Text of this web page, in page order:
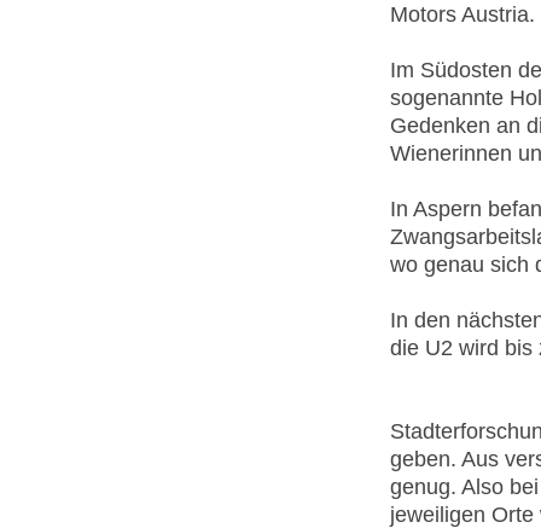
Motors Austria.
Im Südosten
sogenannte
Gedenken an
Wienerinnen
In Aspern
wo genau sich
In den
die U2 wird bis
geben. Aus
genug. Also
jeweiligen